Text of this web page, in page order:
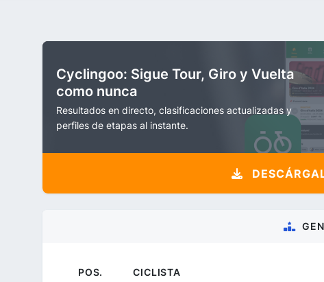
Cyclingoo: Sigue Tour, Giro y Vuelta
como nunca
Resultados en directo, clasificaciones actualizadas y
perfiles de etapas al instante.
POS. CICLISTA